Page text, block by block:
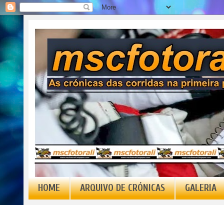
HOME ARQUIVO DE CRÓNICAS GALERIA